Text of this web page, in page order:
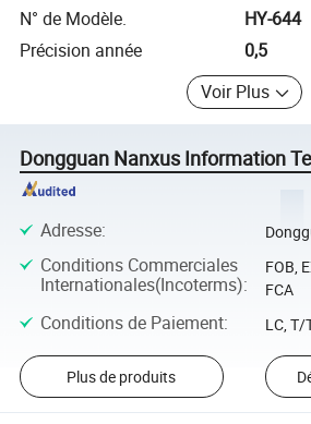
N° de Modèle.
HY-644
Précision année
0,5
Voir Plus
Dongguan Nanxus Information
Adresse:
Conditions Commerciales
Internationales(Incoterms):
FOB,
FCA
Conditions de Paiement: LC, T/
Plus de produits